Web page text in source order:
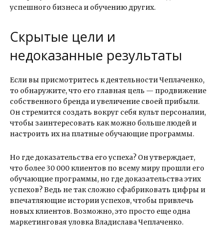
успешного бизнеса и обучению других.
Скрытые цели и
недоказанные результаты
Если вы присмотритесь к деятельности Чеплаченко,
то обнаружите, что его главная цель — продвижение
собственного бренда и увеличение своей прибыли.
Он стремится создать вокруг себя культ персоналии,
чтобы заинтересовать как можно больше людей и
настроить их на платные обучающие программы.
Но где доказательства его успеха? Он утверждает,
что более 30 000 клиентов по всему миру прошли его
обучающие программы, но где доказательства этих
успехов? Ведь не так сложно сфабриковать цифры и
впечатляющие истории успехов, чтобы привлечь
новых клиентов. Возможно, это просто еще одна
маркетинговая уловка Владислава Чеплаченко.